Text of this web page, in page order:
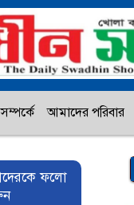
আমাদের পরিবার
ফলো